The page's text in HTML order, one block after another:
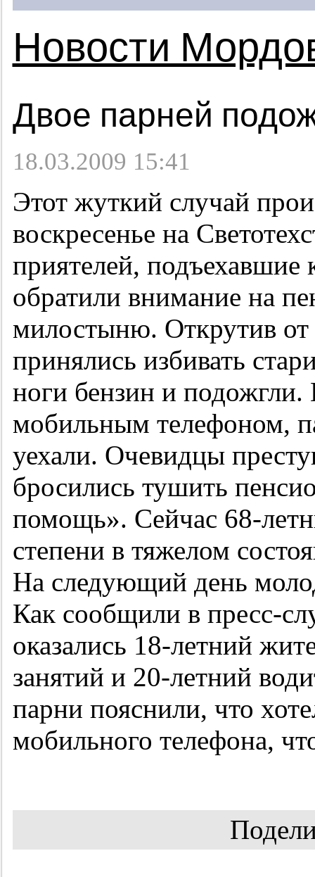
Новости
Двое парней
18.03.2009 15:41
Этот жуткий случай
воскресенье на
приятелей, подъехавшие
обратили внимание на
милостыню. Открутив
принялись избивать
ноги бензин и
мобильным телефоном,
уехали. Очевидцы
бросились тушить
помощь». Сейчас 68-
степени в тяжелом
На следующий день
Как сообщили в пресс-
оказались 18-летний
занятий и 20-летний
парни пояснили, что
мобильного телефона,